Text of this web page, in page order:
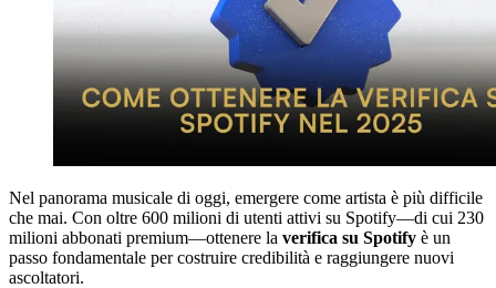
Nel panorama musicale di oggi, emergere come artista è più difficile
che mai. Con oltre 600 milioni di utenti attivi su Spotify—di cui 230
milioni abbonati premium—ottenere la verifica su Spotify è un
passo fondamentale per costruire credibilità e raggiungere nuovi
ascoltatori.